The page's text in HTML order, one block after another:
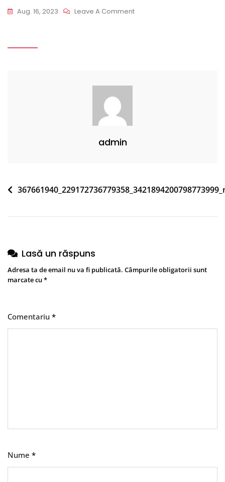
Aug. 16, 2023 Leave A CommentOn
admin
Navigare
articole
Lasă un răspuns
Adresa ta de email nu va fi publicată. Câmpurile obligatorii sunt
marcate cu*
Comentariu *
Nume *